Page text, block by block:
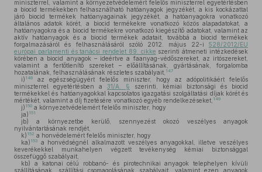
miniszterrel, valamint a környezetvédelemért felelős miniszterrel egyetértésben
a biocid termékekben felhasználható hatóanyagok jegyzékét, a kis kockázattal
járó biocid termékek hatóanyagainak jegyzékét, a hatóanyagokra vonatkozó
általános adatok körét, a biocid termékekre vonatkozó közös alapadatokat, a
hatóanyagokra és a biocid termékekre vonatkozó kiegészítő adatokat, valamint az
aktív hatóanyagok és a biocid termékek adatait, továbbá a biocid termékek
forgalmazásáról és felhasználásáról szóló 2012. május 22-i 528/2012/EU
európai parlamenti és tanácsi rendelet 89. cikke szerinti átmeneti intézkedések
körében a biocid anyagok – ideértve a faanyag-védőszereket, az irtószereket,
valamint a fertőtlenítő szereket – előállításának, gyártásának, forgalomba
hozatalának, felhasználásának részletes szabályait, 147
i) 148
az egészségügyért felelős miniszter, hogy az adópolitikáért felelős
miniszterrel egyetértésben a 31/A. § szerinti, kémiai biztonsági és biocid
termékekkel és hatóanyagokkal kapcsolatos igazgatási szolgáltatási díjak körét és
mértékét, valamint a díj fizetésére vonatkozó egyéb rendelkezéseket, 149
j) 150 a környezetvédelemért felelős miniszter, hogy
ja) 151
jb) a környezetbe kerülő, szennyezést okozó veszélyes anyagok
nyilvántartásának rendjét,
k) 152 a honvédelemért felelős miniszter, hogy
ka) 153
a honvédségnél alkalmazott veszélyes anyagokkal, illetve veszélyes
keverékekkel munkahelyen végzett tevékenység kémiai biztonsággal
összefüggő szabályait,
kb) a katonai célú robbanó- és pirotechnikai anyagok telephelyen kívüli
szállításának, szállítási csomagolásának szabályait, valamint ezen anyagok